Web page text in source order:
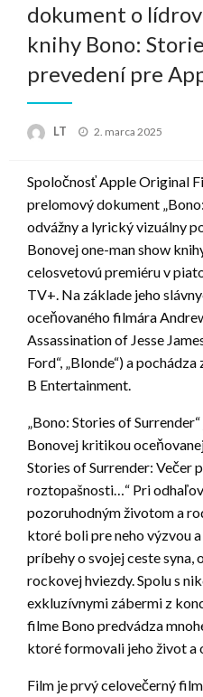
dokument o
knihy Bono:
prevedení pre
LT
Posted
2. marca 2025
Spoločnosť Apple Original
prelomový dokument
odvážny a lyrický vizuálny
Bonovej one-man show
celosvetovú premiéru v
TV+. Na základe jeho
oceňovaného filmára
Assassination of Jesse
Ford“, „Blonde“) a
B Entertainment.
„Bono: Stories of
Bonovej kritikou
Stories of Surrender: Večer
roztopašnosti…“ Pri
pozoruhodným životom a
ktoré boli pre neho výzvou
príbehy o svojej ceste syna,
rockovej hviezdy. Spolu s
exkluzívnymi zábermi z
filme Bono predvádza
ktoré formovali jeho život a
Film je prvý celovečerný